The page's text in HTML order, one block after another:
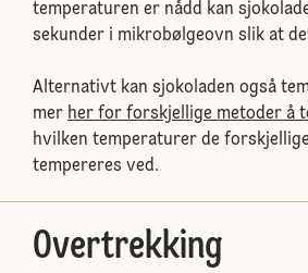
temperaturen er nådd kan
sekunder i mikrobølgeovn slik at
Alternativt kan sjokoladen også
mer her for forskjellige metoder å
hvilken temperaturer de
tempereres ved.
Overtrekking